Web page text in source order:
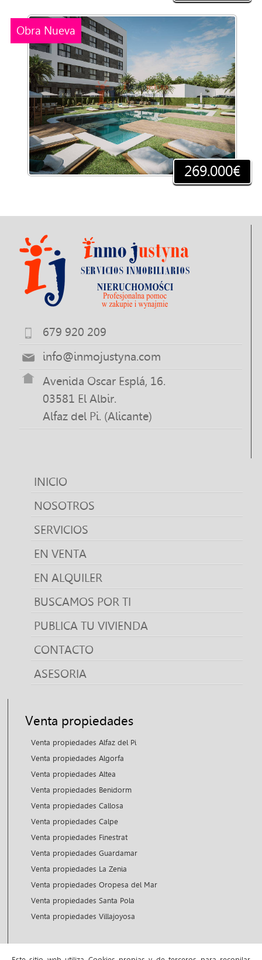
Obra Nueva
269.000€
679 920 209
info@inmojustyna.com
Avenida Oscar Esplá, 16.
03581 El Albir.
Alfaz del Pi. (Alicante)
INICIO
NOSOTROS
SERVICIOS
EN VENTA
EN ALQUILER
BUSCAMOS POR TI
PUBLICA TU VIVIENDA
CONTACTO
ASESORIA
Venta propiedades
Venta propiedades Alfaz del Pi
Venta propiedades Algorfa
Venta propiedades Altea
Venta propiedades Benidorm
Venta propiedades Callosa
Venta propiedades Calpe
Venta propiedades Finestrat
Venta propiedades Guardamar
Venta propiedades La Zenia
Venta propiedades Oropesa del Mar
Venta propiedades Santa Pola
Venta propiedades Villajoyosa